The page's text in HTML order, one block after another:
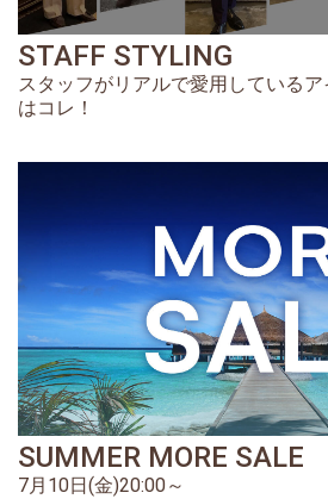
STAFF STYLING
スタッフがリアルで愛用している
はコレ！
SUMMER MORE SALE
7月10日(金)20:00～